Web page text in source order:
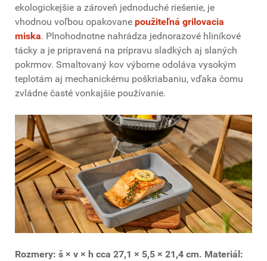
ekologickejšie a zároveň jednoduché riešenie, je
vhodnou voľbou opakovane použiteľná grilovacia
miska. Plnohodnotne nahrádza jednorazové hliníkové
tácky a je pripravená na prípravu sladkých aj slaných
pokrmov. Smaltovaný kov výborne odoláva vysokým
teplotám aj mechanickému poškriabaniu, vďaka čomu
zvládne časté vonkajšie používanie.
Rozmery: š × v × h cca 27,1 × 5,5 × 21,4 cm. Materiál: